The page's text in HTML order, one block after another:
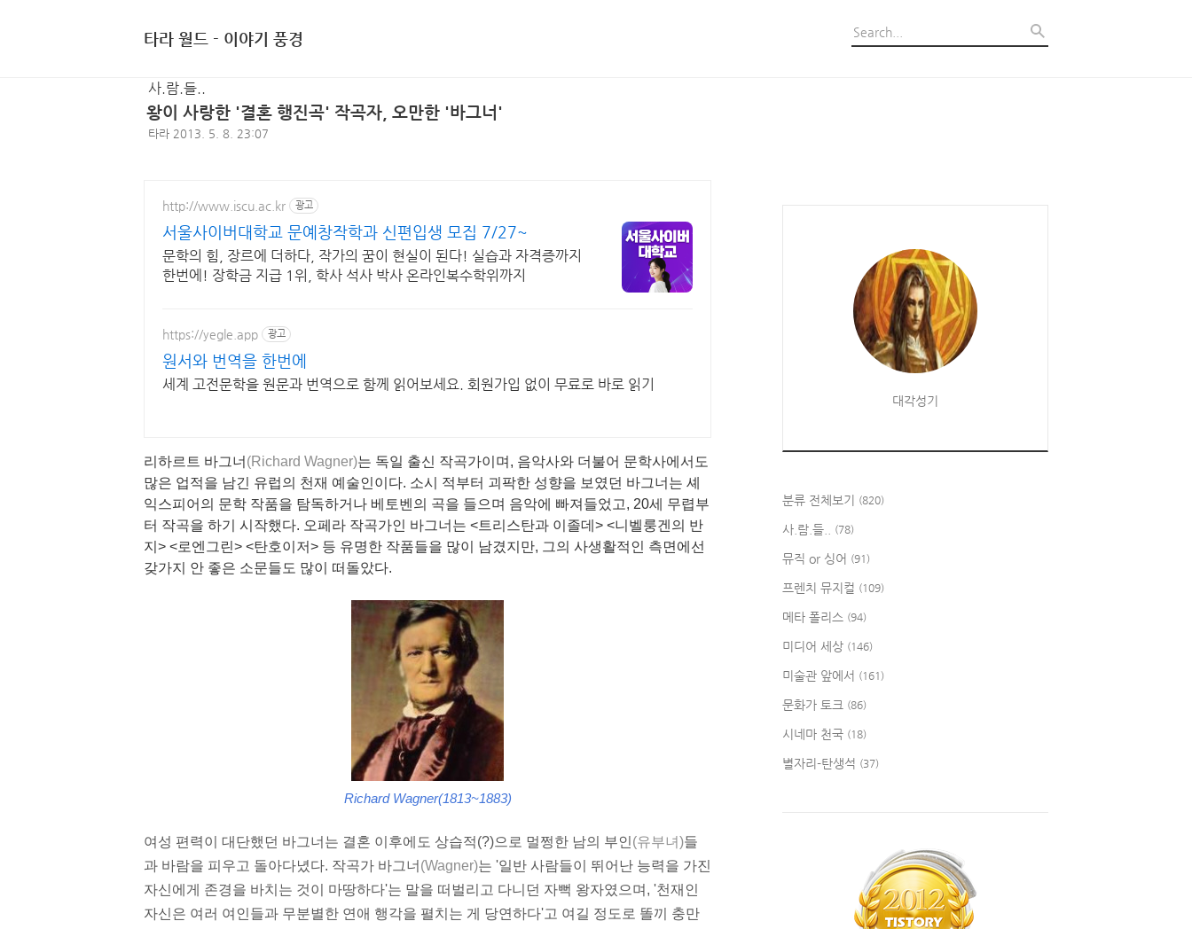
타라 월드 - 이야기 풍경
사.람.들..
왕이 사랑한 '결혼 행진곡' 작곡자, 오만한 '바그너'
타라 2013. 5. 8. 23:07
http://www.iscu.ac.kr 광고
서울사이버대학교 문예창작학과 신편입생 모집 7/27~
문학의 힘, 장르에 더하다, 작가의 꿈이 현실이 된다! 실습과 자격증까지
한번에! 장학금 지급 1위, 학사 석사 박사 온라인복수학위까지
https://yegle.app 광고
원서와 번역을 한번에
세계 고전문학을 원문과 번역으로 함께 읽어보세요. 회원가입 없이 무료로 바로 읽기
리하르트 바그너 (Richard Wagner)는 독일 출신 작곡가이며, 음악사와 더불어 문학사에서도
많은 업적을 남긴 유럽의 천재 예술인이다. 소시 적부터 괴팍한 성향을 보였던 바그너는 셰
익스피어의 문학 작품을 탐독하거나 베토벤의 곡을 들으며 음악에 빠져들었고, 20세 무렵부
터 작곡을 하기 시작했다. 오페라 작곡가인 바그너는 <트리스탄과 이졸데> <니벨룽겐의 반
지> <로엔그린> <탄호이저> 등 유명한 작품들을 많이 남겼지만, 그의 사생활적인 측면에선
갖가지 안 좋은 소문들도 많이 떠돌았다.
Richard Wagner(1813~1883)
여성 편력이 대단했던 바그너는 결혼 이후에도 상습적(?)으로 멀쩡한 남의 부인 (유부녀)들
과 바람을 피우고 돌아다녔다. 작곡가 바그너 (Wagner)는 '일반 사람들이 뛰어난 능력을 가진
자신에게 존경을 바치는 것이 마땅하다'는 말을 떠벌리고 다니던 자뻑 왕자였으며, '천재인
자신은 여러 여인들과 무분별한 연애 행각을 펼치는 게 당연하다'고 여길 정도로 똘끼 충만
대각성기
분류 전체보기 (820)
사.람.들.. (78)
뮤직 or 싱어 (91)
프렌치 뮤지컬 (109)
메타 폴리스 (94)
미디어 세상 (146)
미술관 앞에서 (161)
문화가 토크 (86)
시네마 천국 (18)
별자리-탄생석 (37)